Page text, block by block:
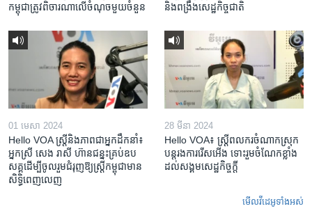
កម្ពុជា​ត្រូវ​ពិចារណា​លើ​ចំណុច​មួយ​ចំនួន
និង​ពង្រឹង​​សេដ្ឋកិច្ច​ជាតិ​​​​​​
01 មេសា 2024
Hello VOA ស្ត្រីនិងភាពជាអ្នកដឹកនាំ៖
អ្នកស្រី សេង រាសី ហ៊ានជន្នះគ្រប់ឧប
សគ្គដើម្បីចូលរួមជំរុញឱ្យស្រ្តីកម្ពុជាមាន
សិទ្ធិពេញលេញ
28 មីនា 2024
Hello VOA៖ ស្រ្តីពលករចំណាកស្រុក
បន្តរងការរើសអើង ទោះរួមចំណែកខ្លាំង
ដល់សង្គមសេដ្ឋកិច្ចក្តី
មើល​វីដេអូ​ទាំង​អស់